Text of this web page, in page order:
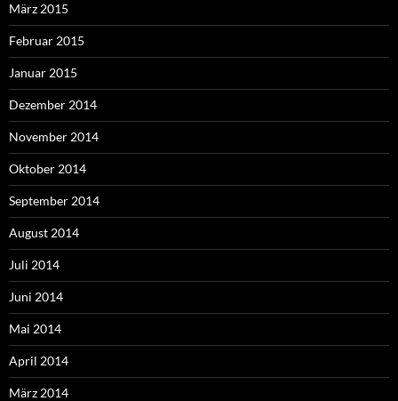
März 2015
Februar 2015
Januar 2015
Dezember 2014
November 2014
Oktober 2014
September 2014
August 2014
Juli 2014
Juni 2014
Mai 2014
April 2014
März 2014